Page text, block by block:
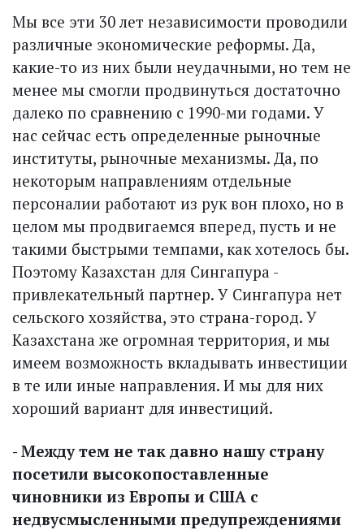
Мы все эти 30 лет независимости проводили
различные экономические реформы. Да,
какие-то из них были неудачными, но тем не
менее мы смогли продвинуться достаточно
далеко по сравнению с 1990-ми годами. У
нас сейчас есть определенные рыночные
институты, рыночные механизмы. Да, по
некоторым направлениям отдельные
персоналии работают из рук вон плохо, но в
целом мы продвигаемся вперед, пусть и не
такими быстрыми темпами, как хотелось бы.
Поэтому Казахстан для Сингапура -
привлекательный партнер. У Сингапура нет
сельского хозяйства, это страна-город. У
Казахстана же огромная территория, и мы
имеем возможность вкладывать инвестиции
в те или иные направления. И мы для них
хороший вариант для инвестиций.
- Между тем не так давно нашу страну
посетили высокопоставленные
чиновники из Европы и США с
недвусмысленными предуп­реж­дениями